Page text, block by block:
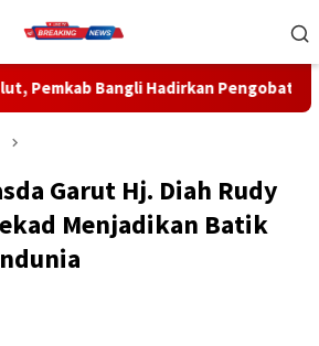
Pengobatan Gratis di Empat
Garut Hj. Diah Rudy
Menjadikan Batik